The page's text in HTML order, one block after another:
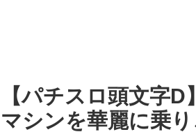
【パチスロ頭文字
マシンを華麗に乗